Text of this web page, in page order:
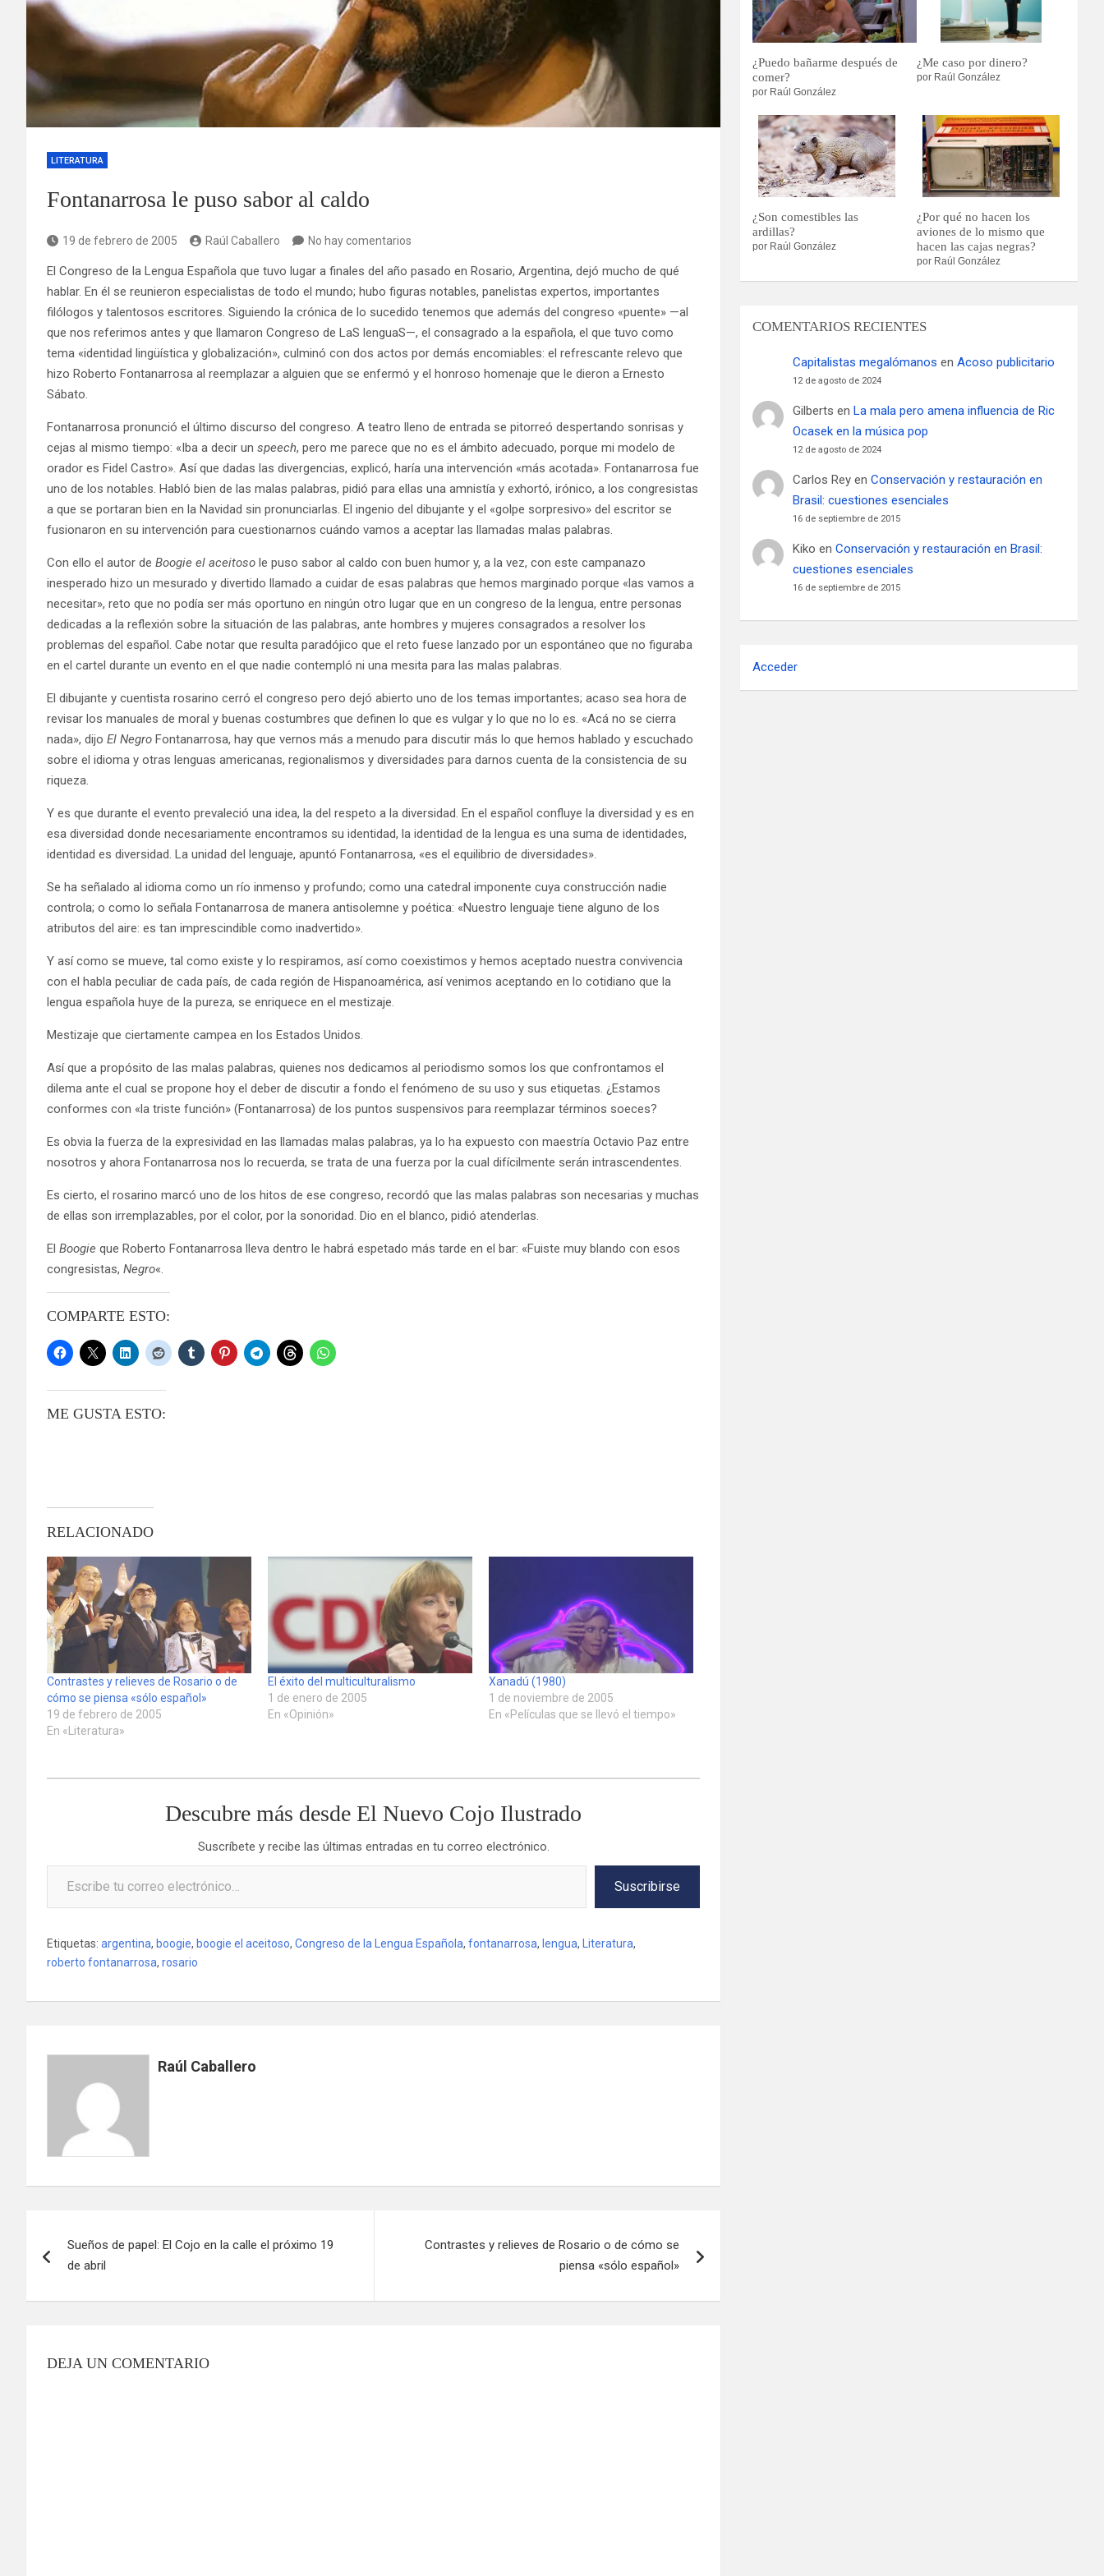
LITERATURA
Fontanarrosa le puso sabor al caldo
19 de febrero de 2005 Raúl Caballero No hay comentarios
El Congreso de la Lengua Española que tuvo lugar a finales del año pasado en Rosario, Argentina, dejó mucho de qué
hablar. En él se reunieron especialistas de todo el mundo; hubo figuras notables, panelistas expertos, importantes
filólogos y talentosos escritores. Siguiendo la crónica de lo sucedido tenemos que además del congreso «puente» —al
que nos referimos antes y que llamaron Congreso de LaS lenguaS—, el consagrado a la española, el que tuvo como
tema «identidad lingüística y globalización», culminó con dos actos por demás encomiables: el refrescante relevo que
hizo Roberto Fontanarrosa al reemplazar a alguien que se enfermó y el honroso homenaje que le dieron a Ernesto
Sábato.
Fontanarrosa pronunció el último discurso del congreso. A teatro lleno de entrada se pitorreó despertando sonrisas y
cejas al mismo tiempo: «Iba a decir un speech, pero me parece que no es el ámbito adecuado, porque mi modelo de
orador es Fidel Castro». Así que dadas las divergencias, explicó, haría una intervención «más acotada». Fontanarrosa fue
uno de los notables. Habló bien de las malas palabras, pidió para ellas una amnistía y exhortó, irónico, a los congresistas
a que se portaran bien en la Navidad sin pronunciarlas. El ingenio del dibujante y el «golpe sorpresivo» del escritor se
fusionaron en su intervención para cuestionarnos cuándo vamos a aceptar las llamadas malas palabras.
Con ello el autor de Boogie el aceitoso le puso sabor al caldo con buen humor y, a la vez, con este campanazo
inesperado hizo un mesurado y divertido llamado a cuidar de esas palabras que hemos marginado porque «las vamos a
necesitar», reto que no podía ser más oportuno en ningún otro lugar que en un congreso de la lengua, entre personas
dedicadas a la reflexión sobre la situación de las palabras, ante hombres y mujeres consagrados a resolver los
problemas del español. Cabe notar que resulta paradójico que el reto fuese lanzado por un espontáneo que no figuraba
en el cartel durante un evento en el que nadie contempló ni una mesita para las malas palabras.
El dibujante y cuentista rosarino cerró el congreso pero dejó abierto uno de los temas importantes; acaso sea hora de
revisar los manuales de moral y buenas costumbres que definen lo que es vulgar y lo que no lo es. «Acá no se cierra
nada», dijo El Negro Fontanarrosa, hay que vernos más a menudo para discutir más lo que hemos hablado y escuchado
sobre el idioma y otras lenguas americanas, regionalismos y diversidades para darnos cuenta de la consistencia de su
riqueza.
Y es que durante el evento prevaleció una idea, la del respeto a la diversidad. En el español confluye la diversidad y es en
esa diversidad donde necesariamente encontramos su identidad, la identidad de la lengua es una suma de identidades,
identidad es diversidad. La unidad del lenguaje, apuntó Fontanarrosa, «es el equilibrio de diversidades».
Se ha señalado al idioma como un río inmenso y profundo; como una catedral imponente cuya construcción nadie
controla; o como lo señala Fontanarrosa de manera antisolemne y poética: «Nuestro lenguaje tiene alguno de los
atributos del aire: es tan imprescindible como inadvertido».
Y así como se mueve, tal como existe y lo respiramos, así como coexistimos y hemos aceptado nuestra convivencia
con el habla peculiar de cada país, de cada región de Hispanoamérica, así venimos aceptando en lo cotidiano que la
lengua española huye de la pureza, se enriquece en el mestizaje.
Mestizaje que ciertamente campea en los Estados Unidos.
Así que a propósito de las malas palabras, quienes nos dedicamos al periodismo somos los que confrontamos el
dilema ante el cual se propone hoy el deber de discutir a fondo el fenómeno de su uso y sus etiquetas. ¿Estamos
conformes con «la triste función» (Fontanarrosa) de los puntos suspensivos para reemplazar términos soeces?
Es obvia la fuerza de la expresividad en las llamadas malas palabras, ya lo ha expuesto con maestría Octavio Paz entre
nosotros y ahora Fontanarrosa nos lo recuerda, se trata de una fuerza por la cual difícilmente serán intrascendentes.
Es cierto, el rosarino marcó uno de los hitos de ese congreso, recordó que las malas palabras son necesarias y muchas
de ellas son irremplazables, por el color, por la sonoridad. Dio en el blanco, pidió atenderlas.
El Boogie que Roberto Fontanarrosa lleva dentro le habrá espetado más tarde en el bar: «Fuiste muy blando con esos
congresistas, Negro«.
COMPARTE ESTO:
ME GUSTA ESTO:
RELACIONADO
Contrastes y relieves de Rosario o de
cómo se piensa «sólo español»
19 de febrero de 2005
En «Literatura»
El éxito del multiculturalismo
1 de enero de 2005
En «Opinión»
Xanadú (1980)
1 de noviembre de 2005
En «Películas que se llevó el tiempo»
Descubre más desde El Nuevo Cojo Ilustrado
Suscríbete y recibe las últimas entradas en tu correo electrónico.
Escribe tu correo electrónico…
Suscribirse
Etiquetas: argentina, boogie, boogie el aceitoso, Congreso de la Lengua Española, fontanarrosa, lengua, Literatura,
roberto fontanarrosa, rosario
Raúl Caballero
de
entradas
Sueños de papel: El Cojo en la calle el próximo 19
de abril
Contrastes y relieves de Rosario o de cómo se
piensa «sólo español»
DEJA UN COMENTARIO
¿Puedo bañarme después de
comer?
por Raúl González
¿Me caso por dinero?
por Raúl González
¿Son comestibles las
ardillas?
por Raúl González
¿Por qué no hacen los
aviones de lo mismo que
hacen las cajas negras?
por Raúl González
COMENTARIOS RECIENTES
Capitalistas megalómanos enAcoso publicitario
12 de agosto de 2024
Gilberts en La mala pero amena influencia de Ric
Ocasek en la música pop
12 de agosto de 2024
Carlos Rey enConservación y restauración en
Brasil: cuestiones esenciales
16 de septiembre de 2015
Kiko enConservación y restauración en Brasil:
cuestiones esenciales
16 de septiembre de 2015
Acceder